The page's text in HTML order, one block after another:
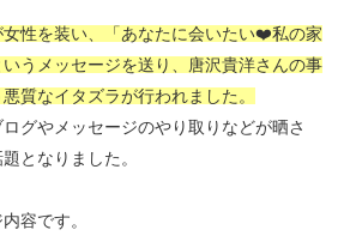
女性を装い、「あなたに会いたい❤️私の家
うメッセージを送り、唐沢貴洋さんの事
質なイタズラが行われました。
グやメッセージのやり取りなどが晒さ
となりました。
容です。